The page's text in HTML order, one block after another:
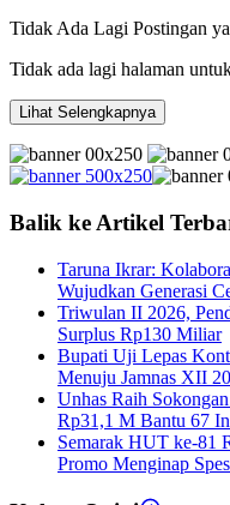
Tidak Ada Lagi Postingan
Tidak ada lagi halaman
Lihat Selengkapnya
Balik ke Artikel
Taruna Ikrar:
Wujudkan Generasi
Triwulan II 2026,
Surplus Rp130 Miliar
Bupati Uji Lepas
Menuju Jamnas XII
Unhas Raih
Rp31,1 M Bantu 67
Semarak HUT ke-81
Promo Menginap